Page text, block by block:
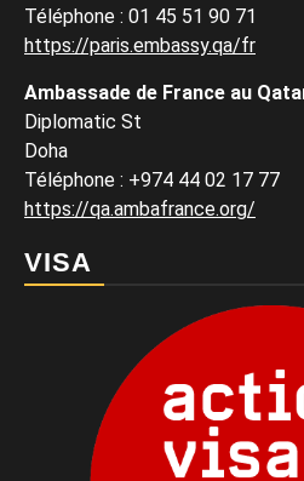
Téléphone : 01 45 51 90 71
https://paris.embassy.qa/fr
Ambassade de France au
Diplomatic St
Doha
Téléphone : +974 44 02 17 77
https://qa.ambafrance.org/
VISA